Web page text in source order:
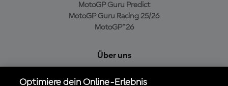
MotoGP Guru Predict
MotoGP Guru Racing 25/26
MotoGP™26
Über uns
Optimiere dein Online-Erlebnis